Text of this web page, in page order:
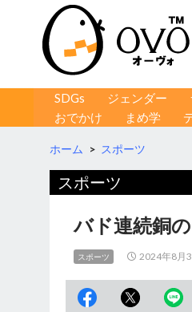
コンテンツへ移動
SDGs ジェンダー
おでかけ
まめ学
ホーム > スポーツ
スポーツ
バド連続銅
スポーツ 2024年8月